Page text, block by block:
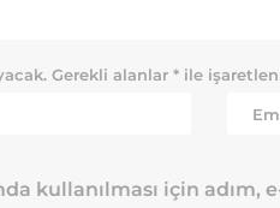
Gerekli alanlar * ile
kullanılması için adım,